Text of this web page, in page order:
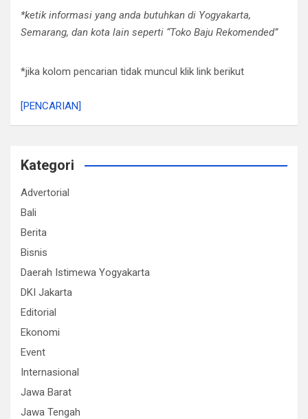
*ketik informasi yang anda butuhkan di Yogyakarta,
Semarang, dan kota lain seperti “Toko Baju Rekomended”
*jika kolom pencarian tidak muncul klik link berikut
[PENCARIAN]
Kategori
Advertorial
Bali
Berita
Bisnis
Daerah Istimewa Yogyakarta
DKI Jakarta
Editorial
Ekonomi
Event
Internasional
Jawa Barat
Jawa Tengah